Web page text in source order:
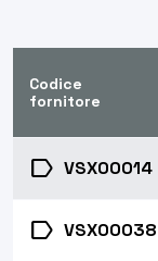
Codice
fornitore
label VSX00014
label VSX00038